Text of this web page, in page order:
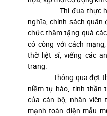
Thi đua thực hiện
nghĩa, chính sách
chức thăm tặng quà
có công với cách
thờ liệt sĩ, viếng các
trang.
Thông qua đợt thi
niềm tự hào, tinh thần
của cán bộ, nhân viên
mạnh toàn diện mẫu